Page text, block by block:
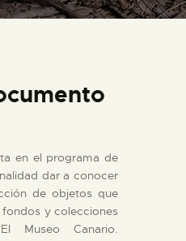
VISITA
en el programa de
dar a conocer
de objetos que
y colecciones
Museo Canario.